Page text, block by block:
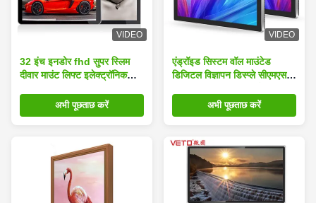
VIDEO
32 इंच इनडोर fhd सुपर स्लिम
दीवार माउंट लिफ्ट इलेक्ट्रॉनिक
अभी पूछताछ करें
VIDEO
एंड्रॉइड सिस्टम वॉल माउंटेड
डिजिटल विज्ञापन डिस्प्ले सीएमएस
अभी पूछताछ करें